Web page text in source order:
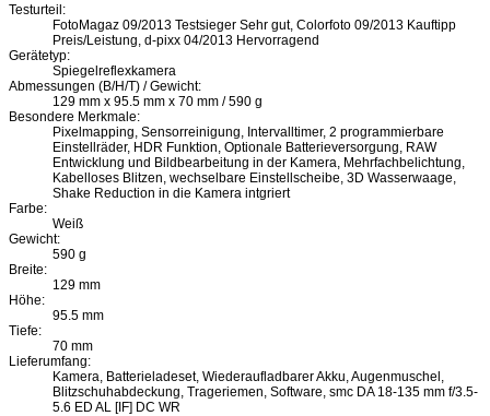
Testurteil:
FotoMagaz 09/2013 Testsieger Sehr gut, Colorfoto 09/2013 Kauftipp
Preis/Leistung, d-pixx 04/2013 Hervorragend
Gerätetyp:
Spiegelreflexkamera
Abmessungen (B/H/T) / Gewicht:
129 mm x 95.5 mm x 70 mm / 590 g
Besondere Merkmale:
Pixelmapping, Sensorreinigung, Intervalltimer, 2 programmierbare
Einstellräder, HDR Funktion, Optionale Batterieversorgung, RAW
Entwicklung und Bildbearbeitung in der Kamera, Mehrfachbelichtung,
Kabelloses Blitzen, wechselbare Einstellscheibe, 3D Wasserwaage,
Shake Reduction in die Kamera intgriert
Farbe:
Weiß
Gewicht:
590 g
Breite:
129 mm
Höhe:
95.5 mm
Tiefe:
70 mm
Lieferumfang:
Kamera, Batterieladeset, Wiederaufladbarer Akku, Augenmuschel,
Blitzschuhabdeckung, Trageriemen, Software, smc DA 18-135 mm f/3.5-
5.6 ED AL [IF] DC WR